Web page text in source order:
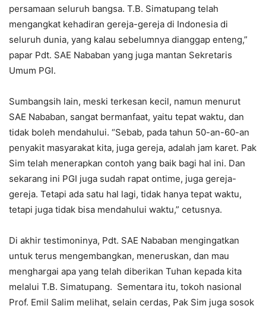
persamaan seluruh bangsa. T.B. Simatupang telah
mengangkat kehadiran gereja-gereja di Indonesia di
seluruh dunia, yang kalau sebelumnya dianggap enteng,”
papar Pdt. SAE Nababan yang juga mantan Sekretaris
Umum PGI.
Sumbangsih lain, meski terkesan kecil, namun menurut
SAE Nababan, sangat bermanfaat, yaitu tepat waktu, dan
tidak boleh mendahului. “Sebab, pada tahun 50-an-60-an
penyakit masyarakat kita, juga gereja, adalah jam karet. Pak
Sim telah menerapkan contoh yang baik bagi hal ini. Dan
sekarang ini PGI juga sudah rapat ontime, juga gereja-
gereja. Tetapi ada satu hal lagi, tidak hanya tepat waktu,
tetapi juga tidak bisa mendahului waktu,” cetusnya.
Di akhir testimoninya, Pdt. SAE Nababan mengingatkan
untuk terus mengembangkan, meneruskan, dan mau
menghargai apa yang telah diberikan Tuhan kepada kita
melalui T.B. Simatupang. Sementara itu, tokoh nasional
Prof. Emil Salim melihat, selain cerdas, Pak Sim juga sosok